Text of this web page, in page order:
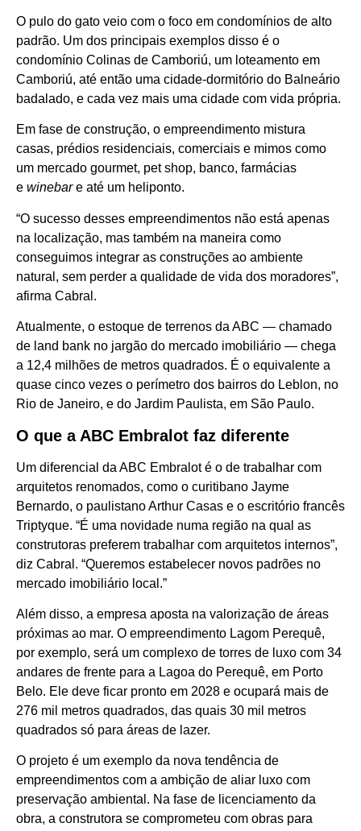
O pulo do gato veio com o foco em condomínios de alto
padrão. Um dos principais exemplos disso é o
condomínio Colinas de Camboriú, um loteamento em
Camboriú, até então uma cidade-dormitório do Balneário
badalado, e cada vez mais uma cidade com vida própria.
Em fase de construção, o empreendimento mistura
casas, prédios residenciais, comerciais e mimos como
um mercado gourmet, pet shop, banco, farmácias
e winebare até um heliponto.
“O sucesso desses empreendimentos não está apenas
na localização, mas também na maneira como
conseguimos integrar as construções ao ambiente
natural, sem perder a qualidade de vida dos moradores”,
afirma Cabral.
Atualmente, o estoque de terrenos da ABC — chamado
de land bank no jargão do mercado imobiliário — chega
a 12,4 milhões de metros quadrados. É o equivalente a
quase cinco vezes o perímetro dos bairros do Leblon, no
Rio de Janeiro, e do Jardim Paulista, em São Paulo.
O que a ABC Embralot faz diferente
Um diferencial da ABC Embralot é o de trabalhar com
arquitetos renomados, como o curitibano Jayme
Bernardo, o paulistano Arthur Casas e o escritório francês
Triptyque. “É uma novidade numa região na qual as
construtoras preferem trabalhar com arquitetos internos”,
diz Cabral. “Queremos estabelecer novos padrões no
mercado imobiliário local.”
Além disso, a empresa aposta na valorização de áreas
próximas ao mar. O empreendimento Lagom Perequê,
por exemplo, será um complexo de torres de luxo com 34
andares de frente para a Lagoa do Perequê, em Porto
Belo. Ele deve ficar pronto em 2028 e ocupará mais de
276 mil metros quadrados, das quais 30 mil metros
quadrados só para áreas de lazer.
O projeto é um exemplo da nova tendência de
empreendimentos com a ambição de aliar luxo com
preservação ambiental. Na fase de licenciamento da
obra, a construtora se comprometeu com obras para